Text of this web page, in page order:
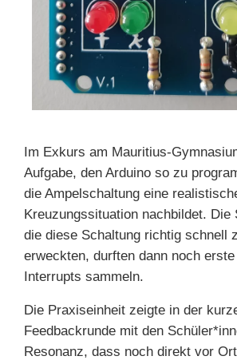
Im Exkurs am Mauritius-
Aufgabe, den Arduino so zu
die Ampelschaltung eine
Kreuzungssituation nachbildet. Die
die diese Schaltung richtig schnell
erweckten, durften dann noch
Interrupts sammeln.
Die Praxiseinheit zeigte in der
Feedbackrunde mit den
Resonanz, dass noch direkt vor